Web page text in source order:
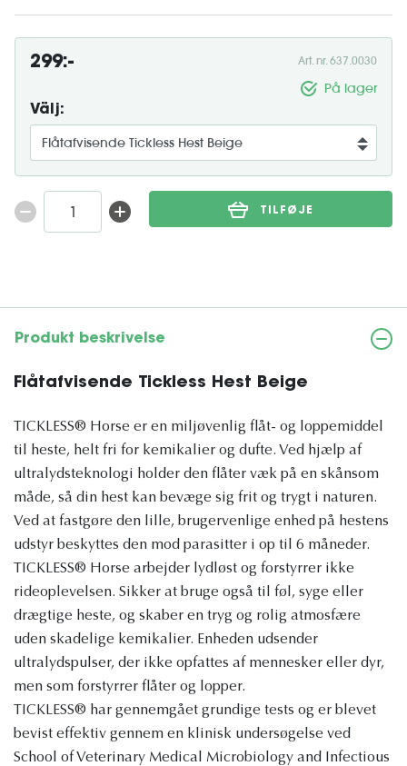
299:- Art. nr. 637.0030
På lager
Välj:
TILFØJE
Produkt beskrivelse
Flåtafvisende Tickless Hest Beige
TICKLESS® Horse er en miljøvenlig flåt- og loppemiddel
til heste, helt fri for kemikalier og dufte. Ved hjælp af
ultralydsteknologi holder den flåter væk på en skånsom
måde, så din hest kan bevæge sig frit og trygt i naturen.
Ved at fastgøre den lille, brugervenlige enhed på hestens
udstyr beskyttes den mod parasitter i op til 6 måneder.
TICKLESS® Horse arbejder lydløst og forstyrrer ikke
rideoplevelsen. Sikker at bruge også til føl, syge eller
drægtige heste, og skaber en tryg og rolig atmosfære
uden skadelige kemikalier. Enheden udsender
ultralydspulser, der ikke opfattes af mennesker eller dyr,
men som forstyrrer flåter og lopper.
TICKLESS® har gennemgået grundige tests og er blevet
bevist effektiv gennem en klinisk undersøgelse ved
School of Veterinary Medical Microbiology and Infectious